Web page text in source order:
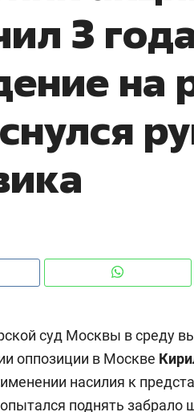
3
на
суд Москвы в среду
оппозиции в Москве
насилия к
поднять забрало
полгода»
Как бизнесу выйти на зарубежные
чем интересен Оман?
и ВТБ
жилого
Казанью
150
ID